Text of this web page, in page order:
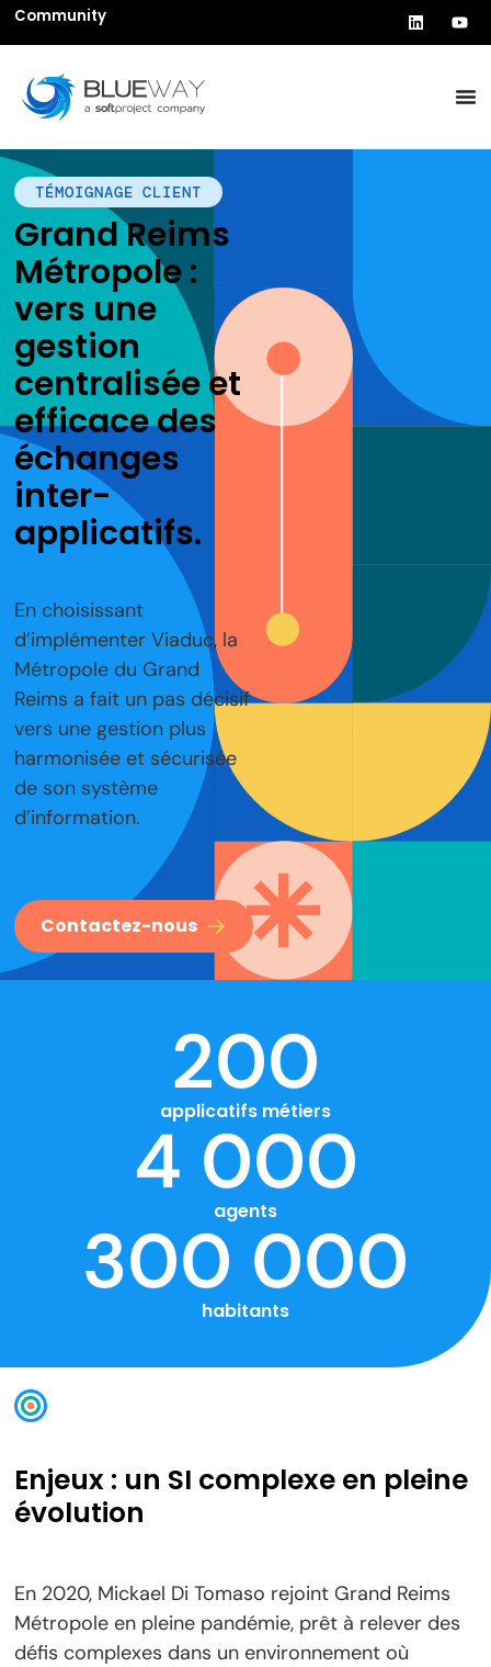
Community
TÉMOIGNAGE CLIENT
Grand Reims
Métropole :
vers une
gestion
centralisée et
efficace des
échanges
inter-
applicatifs.
En choisissant
d’implémenter Viaduc, la
Métropole du Grand
Reims a fait un pas décisif
vers une gestion plus
harmonisée et sécurisée
de son système
d’information.
Contactez-nous
applicatifs métiers
200
agents
4 000
habitants
300 000
Enjeux : un SI complexe en pleine
évolution
En 2020, Mickael Di Tomaso rejoint Grand Reims
Métropole en pleine pandémie, prêt à relever des
défis complexes dans un environnement où